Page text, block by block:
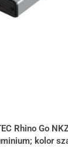
Rhino Go
kolor